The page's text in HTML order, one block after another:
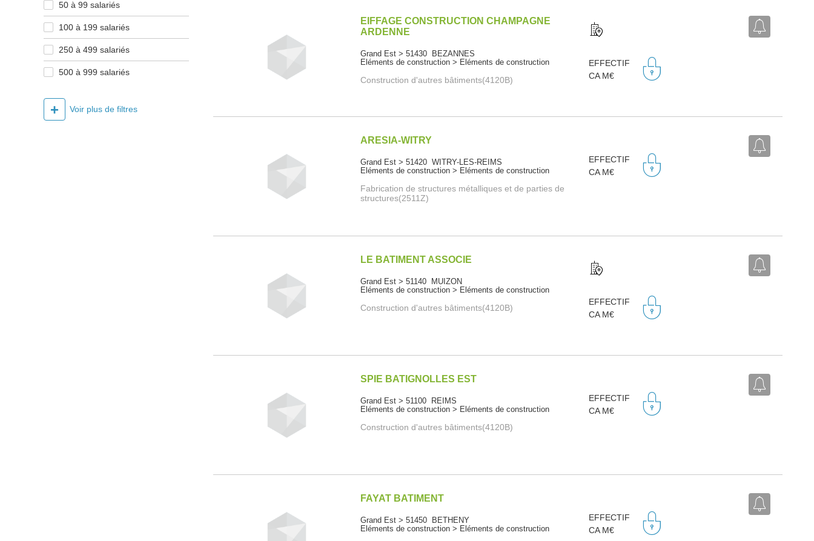
50 à 99 salariés
100 à 199 salariés
250 à 499 salariés
500 à 999 salariés
+ Voir plus de filtres
EIFFAGE CONSTRUCTION CHAMPAGNE
ARDENNE
Grand Est > 51430 BEZANNES
Eléments de construction > Eléments de construction
Construction d'autres bâtiments(4120B)
EFFECTIF
CA M€
ARESIA-WITRY
Grand Est > 51420 WITRY-LES-REIMS
Eléments de construction > Eléments de construction
Fabrication de structures métalliques et de parties de
structures(2511Z)
EFFECTIF
CA M€
LE BATIMENT ASSOCIE
Grand Est > 51140 MUIZON
Eléments de construction > Eléments de construction
Construction d'autres bâtiments(4120B)
EFFECTIF
CA M€
SPIE BATIGNOLLES EST
Grand Est > 51100 REIMS
Eléments de construction > Eléments de construction
Construction d'autres bâtiments(4120B)
EFFECTIF
CA M€
FAYAT BATIMENT
Grand Est > 51450 BETHENY
Eléments de construction > Eléments de construction
EFFECTIF
CA M€